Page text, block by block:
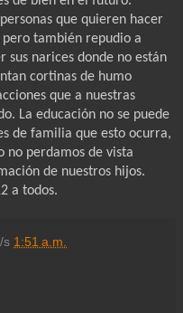
que quieren hacer
también repudio a
sus narices donde no están
cortinas de humo
que a nuestras
La educación no se puede
de familia que esto ocurra,
no perdamos de vista
de nuestros hijos.
a todos.
s 1:51 a.m.